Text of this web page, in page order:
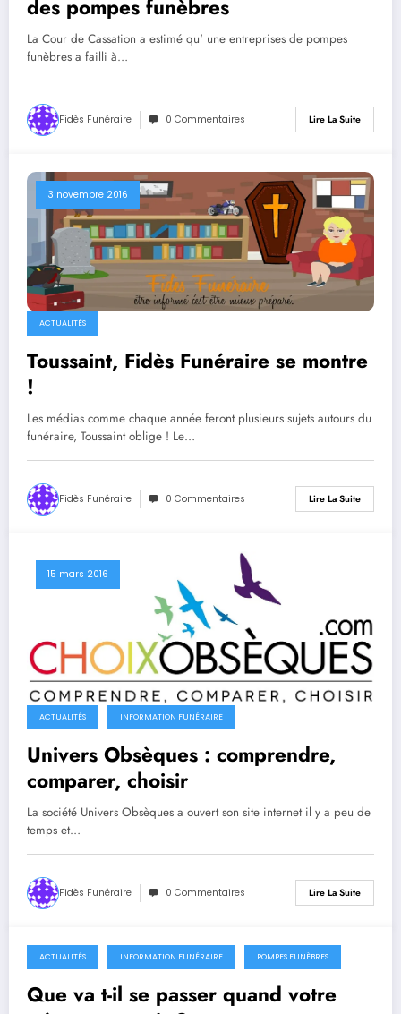
des pompes funèbres
La Cour de Cassation a estimé qu' une entreprises de pompes
funèbres a failli à…
Fidès Funéraire 0 Commentaires Lire La Suite
3 novembre 2016
ACTUALITÉS
Toussaint, Fidès Funéraire se montre
!
Les médias comme chaque année feront plusieurs sujets autours du
funéraire, Toussaint oblige ! Le…
Fidès Funéraire 0 Commentaires Lire La Suite
15 mars 2016
ACTUALITÉS INFORMATION FUNÉRAIRE
Univers Obsèques : comprendre,
comparer, choisir
La société Univers Obsèques a ouvert son site internet il y a peu de
temps et…
Fidès Funéraire 0 Commentaires Lire La Suite
8 février 2016
ACTUALITÉS INFORMATION FUNÉRAIRE POMPES FUNÈBRES
Que va t-il se passer quand votre